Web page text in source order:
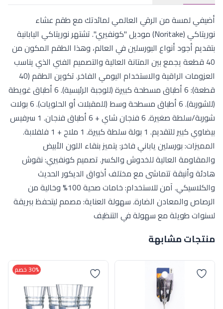
أضيفي لمسة من الرقي العالمي لمائدتك مع طقم عشاء
نوريتاكي (Noritake) موديل "كونفيري". تشتهر نوريتاكي اليابانية
بتقديم أجود أنواع البورسلين في العالم، وهذا الطقم المكون من
40 قطعة يجمع بين المتانة العالية والتصميم الفني الذي يناسب
العزومات الراقية والاستخدام اليومي الفاخر. تكوين الطقم (40
قطعة): 6 أطباق مسطحة كبيرة (للوجبة الرئيسية). 6 أطباق غويطة
(للشوربة). 6 أطباق مسطحة وسط (للمقبلات أو الحلويات). 6 بولات
شوربة/سلطة صغيرة. 6 فنجان شاي + 6 أطباق فنجان. 1 سرفيس
بيضاوي كبير للتقديم. 1 بولة سلطة كبيرة. 1 ملاح + 1 فلفلابة.
المميزات: بورسلين ياباني فاخر: يتميز بنقاء اللون الأبيض
والمقاومة العالية للخدوش والكسر. تصميم كونفيري: نقوش
هادئة وأنيقة تتماشى مع مختلف أذواق الديكور الحديث
والكلاسيكي. آمن للاستخدام: خامات صحية 100% وخالية من
الرصاص والمعادن الضارة. سهولة العناية: مصمم ليتحفظ ببريقة
لسنوات طويلة مع سهولة في التنظيف
منتجات مشابهة
30% خصم